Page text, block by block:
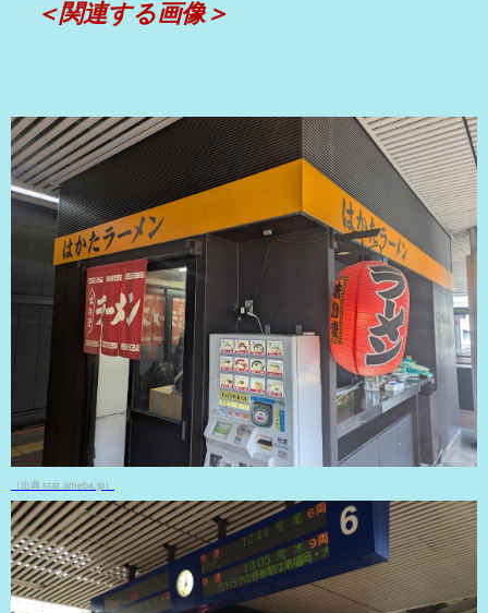
＜関連する画像＞
（出典 stat.ameba.jp）